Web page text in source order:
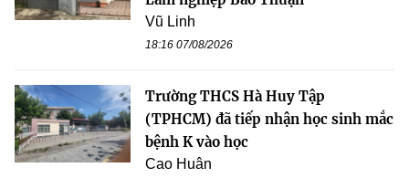
Vũ Linh
18:16 07/08/2026
Trường THCS Hà Huy Tập
(TPHCM) đã tiếp nhận học sinh mắc
bệnh K vào học
Cao Huân